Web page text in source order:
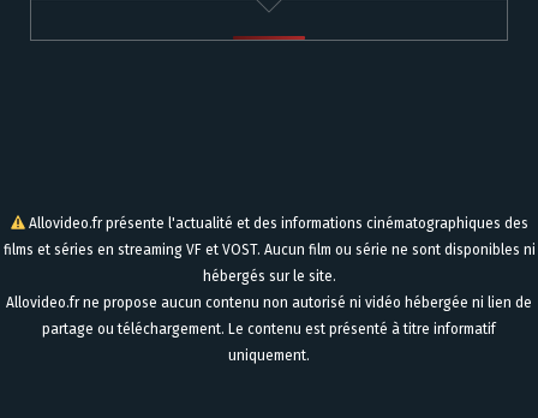
Allovideo.fr présente l'actualité et des informations cinématographiques des
films et séries en streaming VF et VOST. Aucun film ou série ne sont disponibles ni
hébergés sur le site.
Allovideo.fr ne propose aucun contenu non autorisé ni vidéo hébergée ni lien de
partage ou téléchargement. Le contenu est présenté à titre informatif
uniquement.